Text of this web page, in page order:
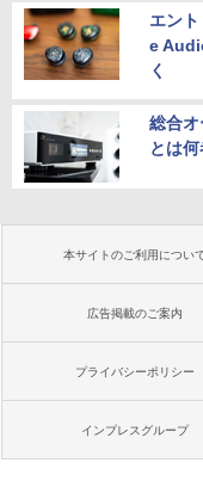
エン
e
く
総合
とは何
本サイトのご利用につい
広告掲載のご案内
プライバシーポリシー
インプレスグループ